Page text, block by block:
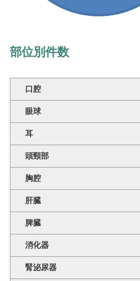
部位別件数
口腔
眼球
耳
頭頸部
胸腔
肝臓
脾臓
消化器
腎泌尿器